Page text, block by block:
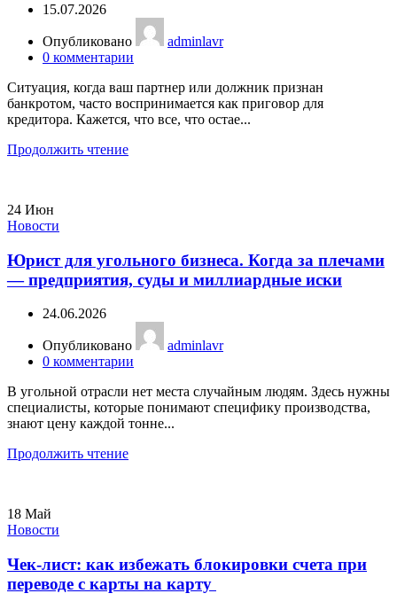
15.07.2026
Опубликовано
adminlavr
0 комментарии
Ситуация, когда ваш партнер или должник признан
банкротом, часто воспринимается как приговор для
кредитора. Кажется, что все, что остае...
Продолжить чтение
24 Июн
Новости
Юрист для угольного бизнеса. Когда за плечами
— предприятия, суды и миллиардные иски
24.06.2026
Опубликовано
adminlavr
0 комментарии
В угольной отрасли нет места случайным людям. Здесь нужны
специалисты, которые понимают специфику производства,
знают цену каждой тонне...
Продолжить чтение
18 Май
Новости
Чек-лист: как избежать блокировки счета при
переводе с карты на карту